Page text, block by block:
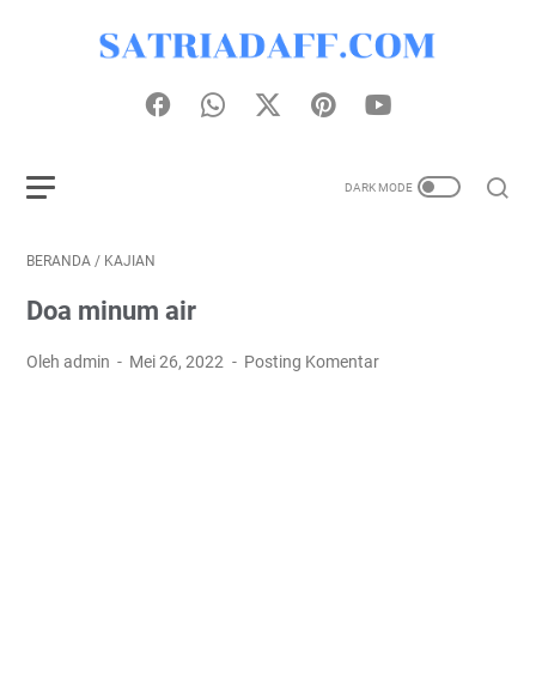
BERANDA / KAJIAN
Doa minum air
Oleh admin Mei 26, 2022 Posting Komentar